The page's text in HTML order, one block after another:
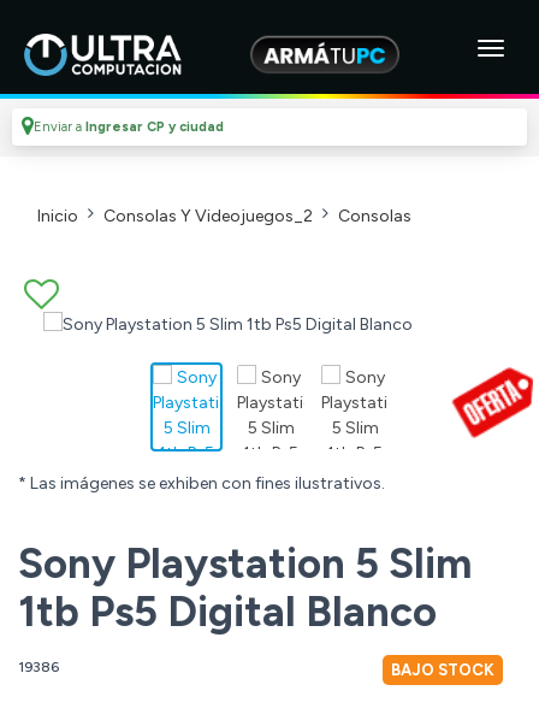
Enviar a Ingresar CP y ciudad
Inicio Consolas Y Videojuegos_2 Consolas
* Las imágenes se exhiben con fines ilustrativos.
Sony Playstation 5 Slim
1tb Ps5 Digital Blanco
19386 BAJO STOCK